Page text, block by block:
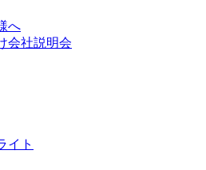
へ
会社説明会
イト